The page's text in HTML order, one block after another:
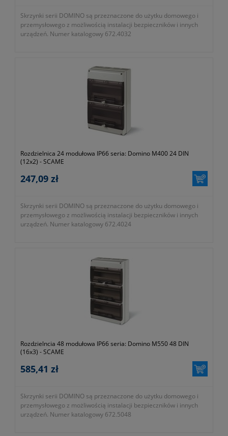
Skrzynki serii DOMINO są przeznaczone do użytku domowego i
przemysłowego z możliwością instalacji bezpieczników i innych
urządzeń. Numer katalogowy 672.4032
Rozdzielnica 24 modułowa IP66 seria: Domino M400 24 DIN
(12x2) - SCAME
247,09 zł
Skrzynki serii DOMINO są przeznaczone do użytku domowego i
przemysłowego z możliwością instalacji bezpieczników i innych
urządzeń. Numer katalogowy 672.4024
Rozdzielncia 48 modułowa IP66 seria: Domino M550 48 DIN
(16x3) - SCAME
585,41 zł
Skrzynki serii DOMINO są przeznaczone do użytku domowego i
przemysłowego z możliwością instalacji bezpieczników i innych
urządzeń. Numer katalogowy 672.5048